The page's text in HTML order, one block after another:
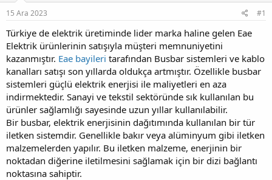
u
b
a
ş
l
a
t
a
n
g
ç
t
a
r
h
l
r
15 Ara 2023 #1
Türkiye de elektrik üretiminde lider marka haline gelen Eae
Elektrik ürünlerinin satışıyla müşteri memnuniyetini
kazanmıştır. Eae bayileri tarafından Busbar sistemleri ve kablo
kanalları satışı son yıllarda oldukça artmıştır. Özellikle busbar
sistemleri güçlü elektrik enerjisi ile maliyetleri en aza
indirmektedir. Sanayi ve tekstil sektöründe sık kullanılan bu
ürünler sağlamlığı sayesinde uzun yıllar kullanılabilir.
Bir busbar, elektrik enerjisinin dağıtımında kullanılan bir tür
iletken sistemdir. Genellikle bakır veya alüminyum gibi iletken
malzemelerden yapılır. Bu iletken malzeme, enerjinin bir
noktadan diğerine iletilmesini sağlamak için bir dizi bağlantı
noktasına sahiptir.